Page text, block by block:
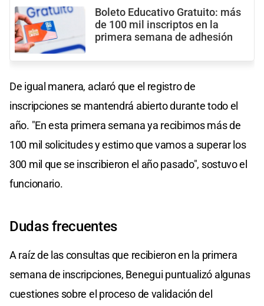
Boleto Educativo Gratuito: más
de 100 mil inscriptos en la
primera semana de adhesión
De igual manera, aclaró que el registro de
inscripciones se mantendrá abierto durante todo el
año. "En esta primera semana ya recibimos más de
100 mil solicitudes y estimo que vamos a superar los
300 mil que se inscribieron el año pasado", sostuvo el
funcionario.
Dudas frecuentes
A raíz de las consultas que recibieron en la primera
semana de inscripciones, Benegui puntualizó algunas
cuestiones sobre el proceso de validación del